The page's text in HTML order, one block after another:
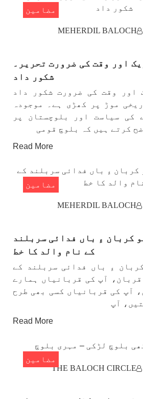
مضامین
MEHERDIL BALOCH
اور وقت کی ضرورت تحریر۔
شکور داد
اور وقت کی ضرورت شکور داد
موڑ پر کھڑی ہے۔ موجودہ
کی سیاست اور بلوچستان پر
کرتے ہیں کہ بلوچ قومی
Read More
مضامین
MEHERDIL BALOCH
کربان ءِ باں فدائی سربلند
کے نام والد کا خط
ءِ باں فدائی سربلند کے
آپ کی قربانیاں ہمارے
آپ کی قربانیاں کسی بھی طرح
آپ
Read More
مضامین
THE BALOCH CIRCLE